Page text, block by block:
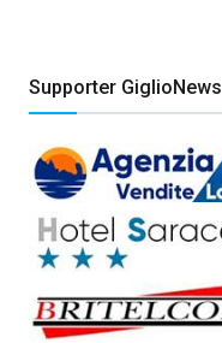
Supporter GiglioNews